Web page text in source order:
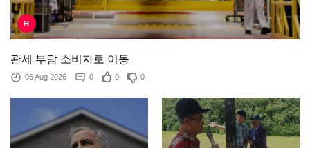
H
관세 부담 소비자로 이동
05 Aug 2026 0 0 0